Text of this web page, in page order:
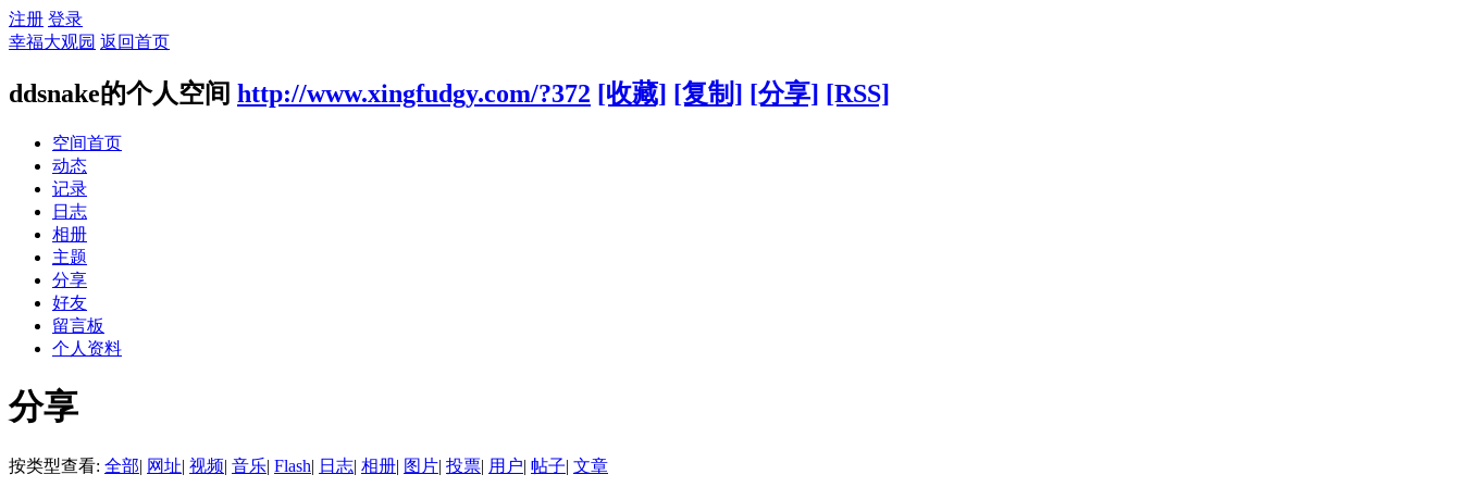
注册 登录
幸福大观园 返回首页
ddsnake的个人空间 http://www.xingfudgy.com/?372 [收藏] [复制] [分享] [RSS]
空间首页
动态
记录
日志
相册
主题
分享
好友
留言板
个人资料
分享
按类型查看: 全部| 网址| 视频| 音乐| Flash| 日志| 相册| 图片| 投票| 用户| 帖子| 文章